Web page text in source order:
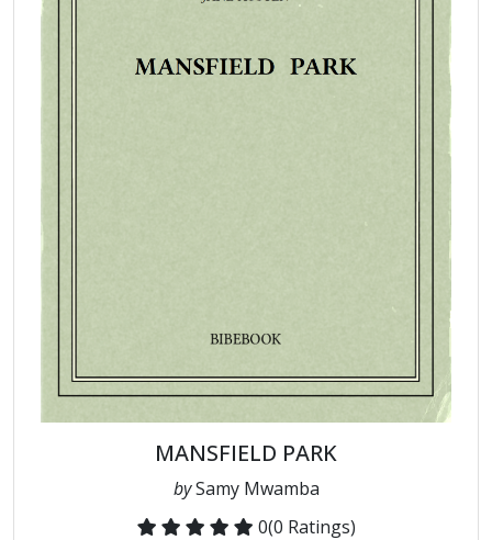
MANSFIELD PARK
bySamy Mwamba
0(0 Ratings)